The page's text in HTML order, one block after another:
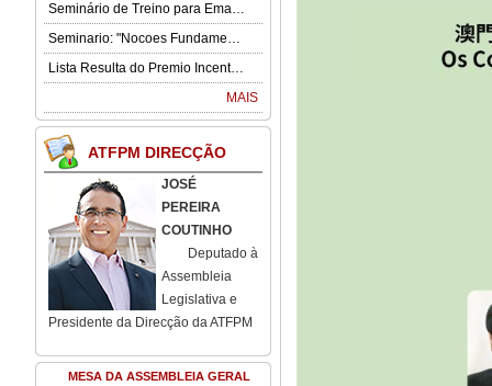
Seminário de Treino para Emagrecimento.
Seminario: "Nocoes Fundamentais de Direito Comercialde Macau: Regime das Sociedades Comerciais,Orgaos Sociais, Direitos e Obrigagoes dos Socios"
Lista Resulta do Premio Incentivo 2026
MAIS
ATFPM DIRECÇÃO
JOSÉ
PEREIRA
COUTINHO
Deputado à
Assembleia
Legislativa e
Presidente da Direcção da ATFPM
MESA DA ASSEMBLEIA GERAL